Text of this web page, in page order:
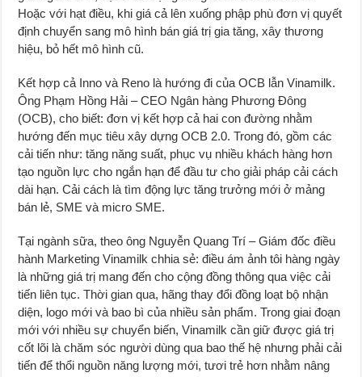
Hoặc với hạt điều, khi giá cả lên xuống phập phù đơn vị quyết
định chuyển sang mô hình bán giá trị gia tăng, xây thương
hiệu, bỏ hết mô hình cũ.
Kết hợp cả Inno và Reno là hướng đi của OCB lẫn Vinamilk.
Ông Phạm Hồng Hải – CEO Ngân hàng Phương Đông
(OCB), cho biết: đơn vị kết hợp cả hai con đường nhằm
hướng đến mục tiêu xây dựng OCB 2.0. Trong đó, gồm các
cải tiến như: tăng năng suất, phục vụ nhiều khách hàng hơn
tạo nguồn lực cho ngắn hạn để đầu tư cho giải pháp cải cách
dài hạn. Cải cách là tìm động lực tăng trưởng mới ở mảng
bán lẻ, SME và micro SME.
Tại ngành sữa, theo ông Nguyễn Quang Trí – Giám đốc điều
hành Marketing Vinamilk chhia sẻ: điều ám ảnh tôi hàng ngày
là những giá trị mang đến cho cộng đồng thông qua việc cải
tiến liên tục. Thời gian qua, hãng thay đổi đồng loạt bộ nhận
diện, logo mới và bao bì của nhiều sản phẩm. Trong giai đoạn
mới với nhiều sự chuyển biến, Vinamilk cần giữ được giá trị
cốt lõi là chăm sóc người dùng qua bao thế hệ nhưng phải cải
tiến để thổi nguồn năng lượng mới, tươi trẻ hơn nhằm nâng